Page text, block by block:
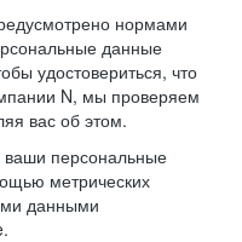
нормами
данные
удостовериться, что
N, мы проверяем
вас об этом.
персональные
метрических
данными